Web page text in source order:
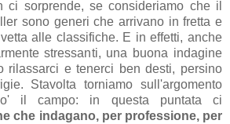
ci sorprende, se consideriamo che il
sono generi che arrivano in fretta e
alle classifiche. E in effetti, anche
stressanti, una buona indagine
rilassarci e tenerci ben desti, persino
Stavolta torniamo sull'argomento
il campo: in questa puntata ci
che indagano, per professione, per